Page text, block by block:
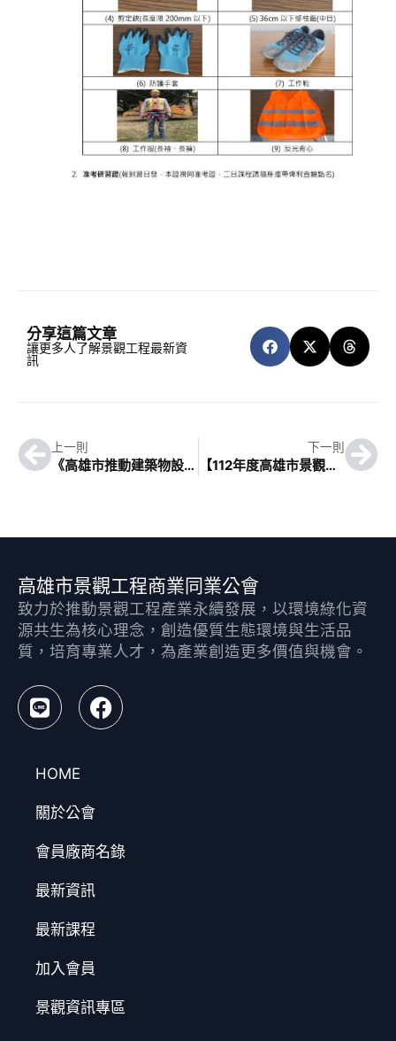
分享這篇文章
讓更多人了解景觀工程最新資
訊
上一則
《高雄市推動建築物設置太陽光電設施說明會》
下一則
【112年度高雄市景觀樹木修剪教育訓練暨認證班】1120717公告
高雄市景觀工程商業同業公會
致力於推動景觀工程產業永續發展，以環境綠化資
源共生為核心理念，創造優質生態環境與生活品
質，培育專業人才，為產業創造更多價值與機會。
HOME
關於公會
會員廠商名錄
最新資訊
最新課程
加入會員
景觀資訊專區